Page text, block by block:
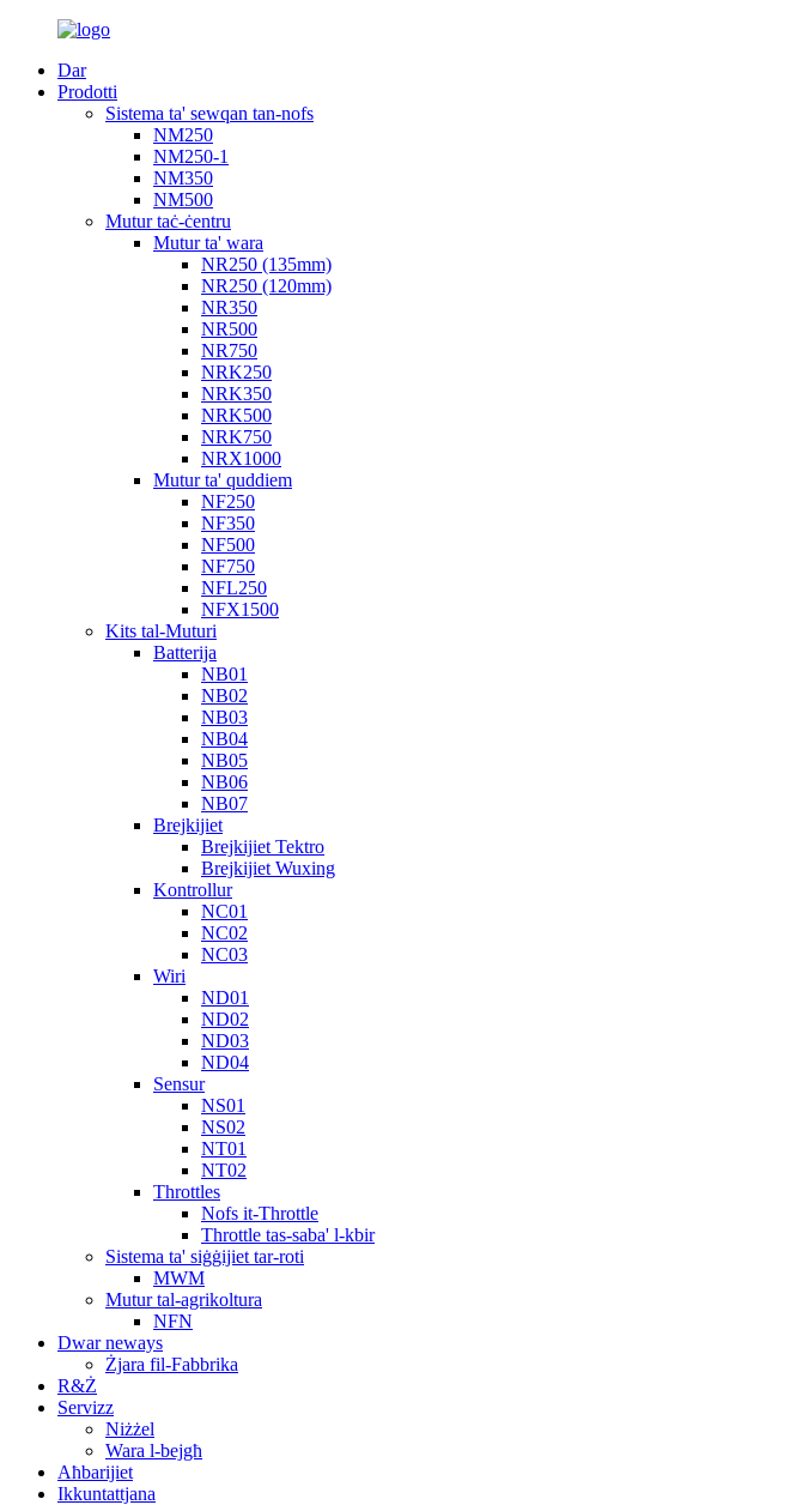
Dar
Prodotti
Sistema ta' sewqan tan-nofs
NM250
NM250-1
NM350
NM500
Mutur taċ-ċentru
Mutur ta' wara
NR250 (135mm)
NR250 (120mm)
NR350
NR500
NR750
NRK250
NRK350
NRK500
NRK750
NRX1000
Mutur ta' quddiem
NF250
NF350
NF500
NF750
NFL250
NFX1500
Kits tal-Muturi
Batterija
NB01
NB02
NB03
NB04
NB05
NB06
NB07
Brejkijiet
Brejkijiet Tektro
Brejkijiet Wuxing
Kontrollur
NC01
NC02
NC03
Wiri
ND01
ND02
ND03
ND04
Sensur
NS01
NS02
NT01
NT02
Throttles
Nofs it-Throttle
Throttle tas-saba' l-kbir
Sistema ta' siġġijiet tar-roti
MWM
Mutur tal-agrikoltura
NFN
Dwar neways
Żjara fil-Fabbrika
R&Ż
Servizz
Niżżel
Wara l-bejgħ
Aħbarijiet
Ikkuntattjana